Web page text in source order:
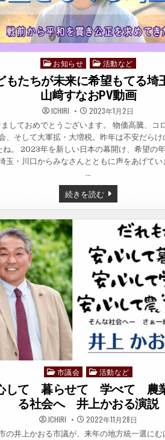
Posted
in
お知らせ 活動など
もたちが未来に希望もてる
山﨑すなおPV動画
ICHIRI 2023年1月2日
ましておめでとうございます。 物価高騰、コ
、そして大軍拡・大増税。昨年は不安だらけ
ね。 2023年を新しい日本の幕開け、希望の
玉・川口からみなさんとともに声をあげてい
…
続きを読む子
ど
も
た
来
に
希
望
も
て
る
埼
玉
へ
山
﨑
す
な
PV
動
画
Posted
in
市議会 活動など
して 暮らせて 学べて 農
る社会へ 井上かおる演説
ICHIRI 2022年11月28日
の井上かおる市議が、来年の地方統一選にむ